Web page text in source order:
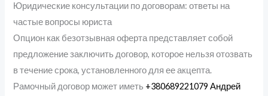
Юридические консультации по договорам: ответы на
частые вопросы юриста
Опцион как безотзывная оферта представляет собой
предложение заключить договор, которое нельзя отозвать
в течение срока, установленного для ее акцепта.
Рамочный договор может иметь +380689221079 Андрей